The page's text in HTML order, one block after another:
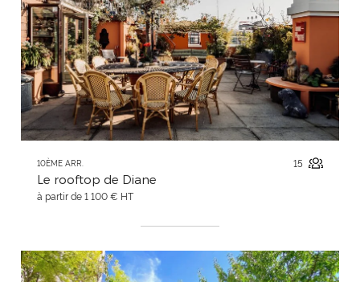
10ÈME ARR. 15
Le rooftop de Diane
à partir de 1 100 € HT